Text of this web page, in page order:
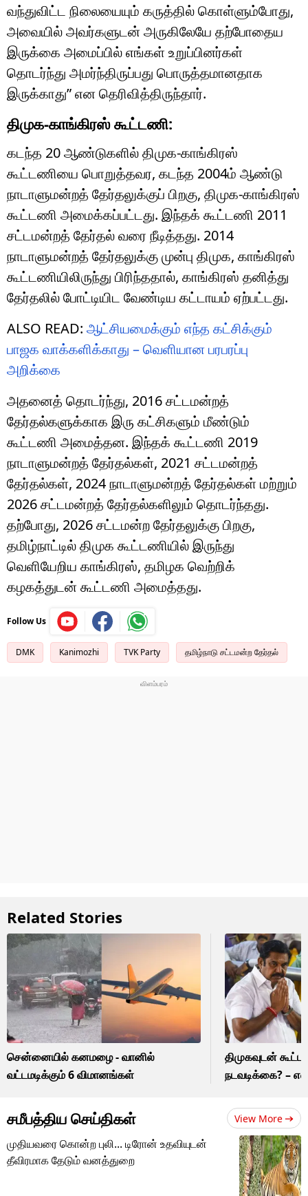
வந்துவிட்ட நிலையையும் கருத்தில் கொள்ளும்போது, ​​
அவையில் அவர்களுடன் அருகிலேயே தற்போதைய
இருக்கை அமைப்பில் எங்கள் உறுப்பினர்கள்
தொடர்ந்து அமர்ந்திருப்பது பொருத்தமானதாக
இருக்காது” என தெரிவித்திருந்தார்.
திமுக-காங்கிரஸ் கூட்டணி:
கடந்த 20 ஆண்டுகளில் திமுக-காங்கிரஸ்
கூட்டணியை பொறுத்தவர, கடந்த 2004ம் ஆண்டு
நாடாளுமன்றத் தேர்தலுக்குப் பிறகு, திமுக-காங்கிரஸ்
கூட்டணி அமைக்கப்பட்டது. இந்தக் கூட்டணி 2011
சட்டமன்றத் தேர்தல் வரை நீடித்தது. 2014
நாடாளுமன்றத் தேர்தலுக்கு முன்பு திமுக, காங்கிரஸ்
கூட்டணியிலிருந்து பிரிந்ததால், காங்கிரஸ் தனித்து
தேர்தலில் போட்டியிட வேண்டிய கட்டாயம் ஏற்பட்டது.
ALSO READ: ஆட்சியமைக்கும் எந்த கட்சிக்கும்
பாஜக வாக்களிக்காது – வெளியான பரபரப்பு
அறிக்கை
அதனைத் தொடர்ந்து, 2016 சட்டமன்றத்
தேர்தல்களுக்காக இரு கட்சிகளும் மீண்டும்
கூட்டணி அமைத்தன. இந்தக் கூட்டணி 2019
நாடாளுமன்றத் தேர்தல்கள், 2021 சட்டமன்றத்
தேர்தல்கள், 2024 நாடாளுமன்றத் தேர்தல்கள் மற்றும்
2026 சட்டமன்றத் தேர்தல்களிலும் தொடர்ந்தது.
தற்போது, 2026 சட்டமன்ற தேர்தலுக்கு பிறகு,
தமிழ்நாட்டில் திமுக கூட்டணியில் இருந்து
வெளியேறிய காங்கிரஸ், தமிழக வெற்றிக்
கழகத்துடன் கூட்டணி அமைத்தது.
Follow Us
DMK Kanimozhi TVK Party தமிழ்நாடு சட்டமன்ற தேர்தல்
Related Stories
சென்னையில் கனமழை - வானில்
வட்டமடிக்கும் 6 விமானங்கள்
திமுகவுடன்
நடவடிக்கை? –
சமீபத்திய செய்திகள் View More
முதியவரை கொன்ற புலி... டிரோன் உதவியுடன்
தீவிரமாக தேடும் வனத்துறை